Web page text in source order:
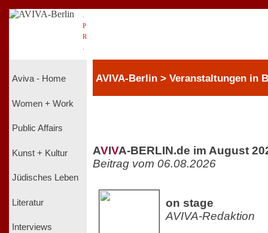
P
R
Aviva - Home
Women + Work
Public Affairs
Kunst + Kultur
Jüdisches Leben
Literatur
Interviews
AVIVA-Berlin > Veranstaltungen in
AVIVA-BERLIN.de im August
Beitrag vom 06.08.2026
on stage
AVIVA-Redaktion